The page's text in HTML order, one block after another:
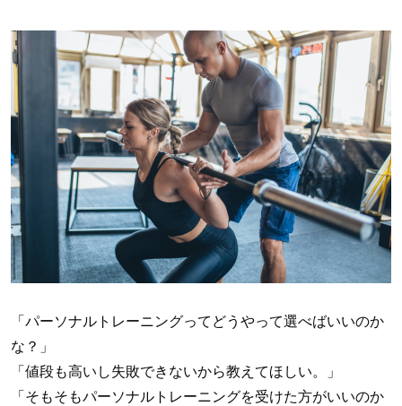
「パーソナルトレーニングってどうやって選べばいいのか
な？」
「値段も高いし失敗できないから教えてほしい。」
「そもそもパーソナルトレーニングを受けた方がいいのか